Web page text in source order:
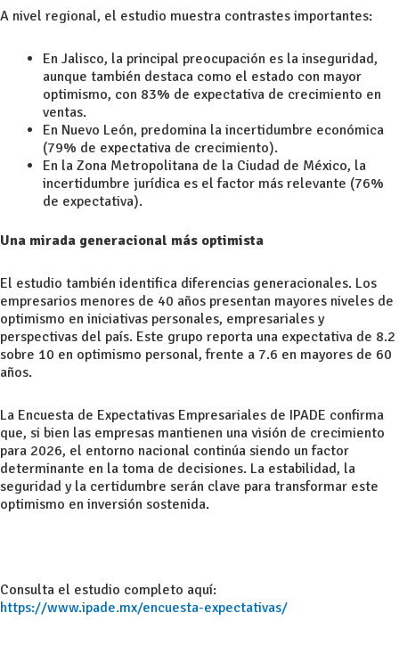
A nivel regional, el estudio muestra contrastes importantes:
En Jalisco, la principal preocupación es la inseguridad,
aunque también destaca como el estado con mayor
optimismo, con 83% de expectativa de crecimiento en
ventas.
En Nuevo León, predomina la incertidumbre económica
(79% de expectativa de crecimiento).
En la Zona Metropolitana de la Ciudad de México, la
incertidumbre jurídica es el factor más relevante (76%
de expectativa).
Una mirada generacional más optimista
El estudio también identifica diferencias generacionales. Los
empresarios menores de 40 años presentan mayores niveles de
optimismo en iniciativas personales, empresariales y
perspectivas del país. Este grupo reporta una expectativa de 8.2
sobre 10 en optimismo personal, frente a 7.6 en mayores de 60
años.
La Encuesta de Expectativas Empresariales de IPADE confirma
que, si bien las empresas mantienen una visión de crecimiento
para 2026, el entorno nacional continúa siendo un factor
determinante en la toma de decisiones. La estabilidad, la
seguridad y la certidumbre serán clave para transformar este
optimismo en inversión sostenida.
Consulta el estudio completo aquí:
https://www.ipade.mx/encuesta-expectativas/